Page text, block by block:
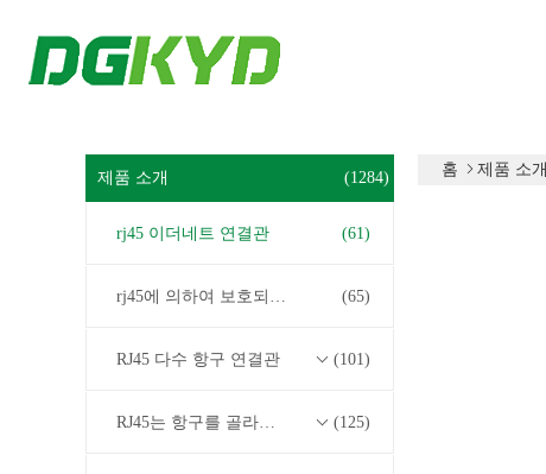
제품 소개 (1284)
rj45 이더네트 연결관 (61)
rj45에 의하여 보호되는 연결관 (65)
RJ45 다수 항구 연결관 (101)
RJ45는 항구를 골라냅니다 (125)
홈 제품 소개